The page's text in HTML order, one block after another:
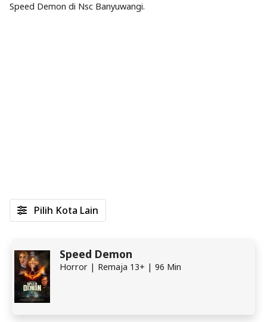
Speed Demon di Nsc Banyuwangi.
Speed Demon
Horror | Remaja 13+ | 96 Min
Pilih Kota Lain